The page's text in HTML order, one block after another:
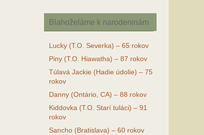
Blahoželáme k narodeninám
Lucky (T.O. Severka) – 65 rokov
Piny (T.O. Hiawatha) – 87 rokov
Túlavá Jackie (Hadie údolie) – 75
rokov
Danny (Ontário, CA) – 88 rokov
Kiddovka (T.O. Starí tuláci) – 91
rokov
Sancho (Bratislava) – 60 rokov